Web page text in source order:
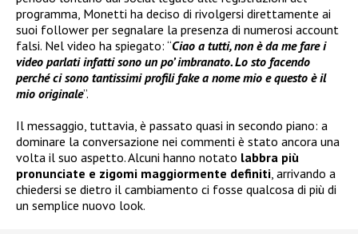
programma, Monetti ha deciso di rivolgersi direttamente ai
suoi follower per segnalare la presenza di numerosi account
falsi. Nel video ha spiegato: “Ciao a tutti, non è da me fare i
video parlati infatti sono un po’ imbranato. Lo sto facendo
perché ci sono tantissimi profili fake a nome mio e questo è il
mio originale”.
Il messaggio, tuttavia, è passato quasi in secondo piano: a
dominare la conversazione nei commenti è stato ancora una
volta il suo aspetto. Alcuni hanno notato labbra più
pronunciate e zigomi maggiormente definiti , arrivando a
chiedersi se dietro il cambiamento ci fosse qualcosa di più di
un semplice nuovo look.